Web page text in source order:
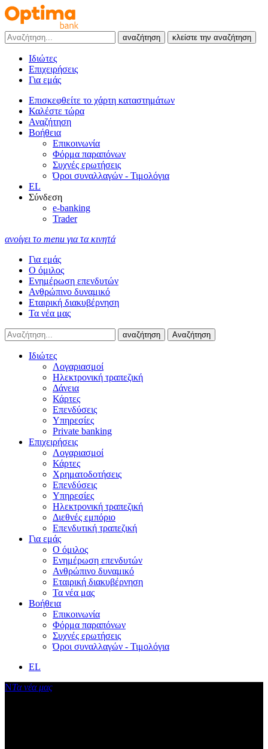
αναζήτηση κλείστε την αναζήτηση
Ιδιώτες
Επιχειρήσεις
Για εμάς
Επισκεφθείτε το χάρτη καταστημάτων
Καλέστε τώρα
Αναζήτηση
Βοήθεια
Επικοινωνία
Φόρμα παραπόνων
Συχνές ερωτήσεις
Όροι συναλλαγών - Τιμολόγια
EL
Σύνδεση
e-banking
Trader
ανοίγει το menu για τα κινητά
Για εμάς
Ο όμιλος
Ενημέρωση επενδυτών
Ανθρώπινο δυναμικό
Εταιρική διακυβέρνηση
Τα νέα μας
αναζήτηση Αναζήτηση
Ιδιώτες
Λογαριασμοί
Ηλεκτρονική τραπεζική
Δάνεια
Κάρτες
Επενδύσεις
Υπηρεσίες
Private banking
Επιχειρήσεις
Λογαριασμοί
Κάρτες
Χρηματοδοτήσεις
Επενδύσεις
Υπηρεσίες
Ηλεκτρονική τραπεζική
Διεθνές εμπόριο
Επενδυτική τραπεζική
Για εμάς
Ο όμιλος
Ενημέρωση επενδυτών
Ανθρώπινο δυναμικό
Εταιρική διακυβέρνηση
Τα νέα μας
Βοήθεια
Επικοινωνία
Φόρμα παραπόνων
Συχνές ερωτήσεις
Όροι συναλλαγών - Τιμολόγια
EL
ΝΤα νέα μας